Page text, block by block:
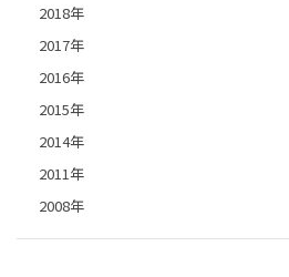
2018年
2017年
2016年
2015年
2014年
2011年
2008年